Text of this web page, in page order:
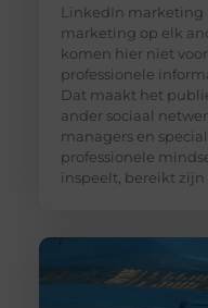
LinkedIn marketing
marketing op elk
komen hier niet
professionele
Dat maakt het
ander sociaal
managers en
professionele
inspeelt, bereikt zijn